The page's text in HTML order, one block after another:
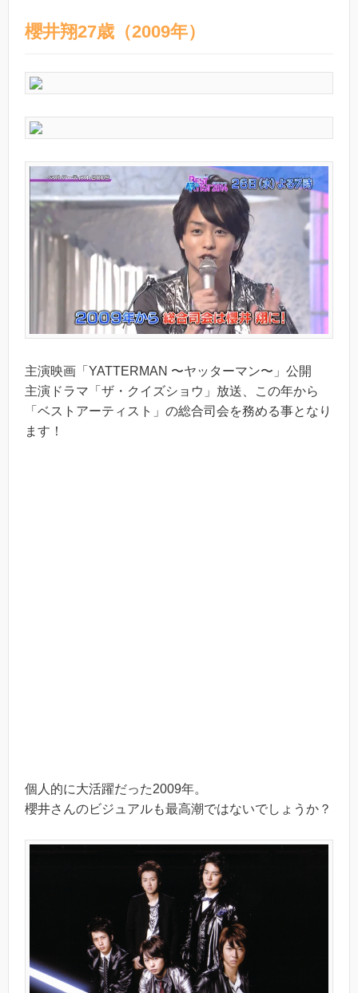
櫻井翔27歳（2009年）
主演映画「YATTERMAN 〜ヤッターマン〜」公開
主演ドラマ「ザ・クイズショウ」放送、この年から
「ベストアーティスト」の総合司会を務める事となり
ます！
個人的に大活躍だった2009年。
櫻井さんのビジュアルも最高潮ではないでしょうか？